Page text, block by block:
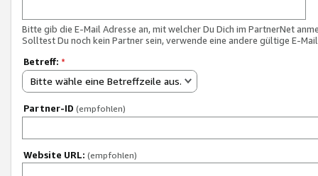
Bitte gib die E-Mail Adresse an, mit welcher Du Dich im PartnerNet
Solltest Du noch kein Partner sein, verwende eine andere gültige E-
Betreff: *
Bitte wähle eine Betreffzeile aus.
Partner-ID (empfohlen)
Website URL: (empfohlen)